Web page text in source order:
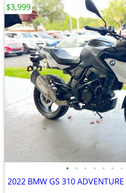
• • • • • • •
2022 BMW GS 310
$3,999